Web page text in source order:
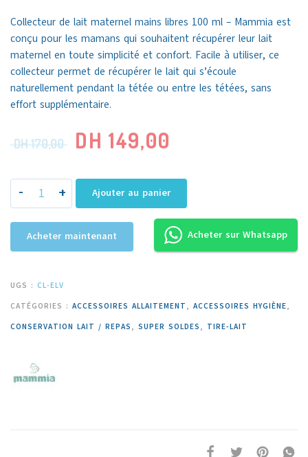
Collecteur de lait maternel mains libres 100 ml – Mammia est
conçu pour les mamans qui souhaitent récupérer leur lait
maternel en toute simplicité et confort. Facile à utiliser, ce
collecteur permet de récupérer le lait qui s’écoule
naturellement pendant la tétée ou entre les tétées, sans
effort supplémentaire.
DH170,00 DH 149,00
- + Ajouter au panier
Acheter maintenant Acheter sur Whatsapp
UGS : CL-ELV
CATÉGORIES : ACCESSOIRES ALLAITEMENT , ACCESSOIRES HYGIÈNE,
CONSERVATION LAIT / REPAS , SUPER SOLDES , TIRE-LAIT